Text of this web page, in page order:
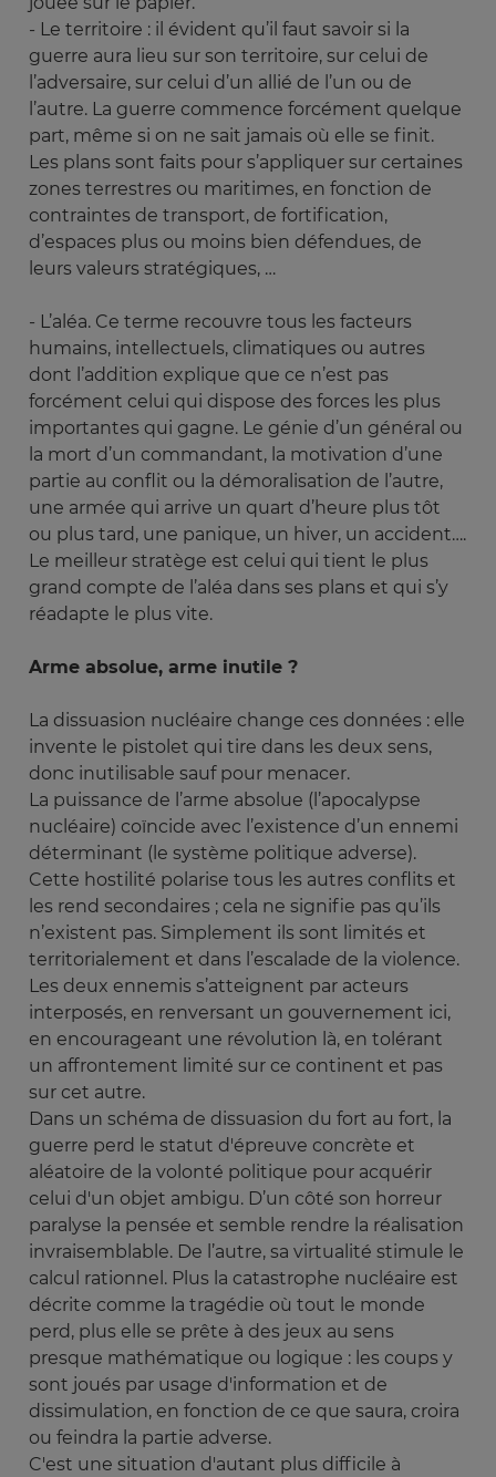
- Le territoire : il évident qu’il faut savoir si la
guerre aura lieu sur son territoire, sur celui de
l’adversaire, sur celui d’un allié de l’un ou de
l’autre. La guerre commence forcément quelque
part, même si on ne sait jamais où elle se finit.
Les plans sont faits pour s’appliquer sur certaines
zones terrestres ou maritimes, en fonction de
contraintes de transport, de fortification,
d’espaces plus ou moins bien défendues, de
leurs valeurs stratégiques, …
- L’aléa. Ce terme recouvre tous les facteurs
humains, intellectuels, climatiques ou autres
dont l’addition explique que ce n’est pas
forcément celui qui dispose des forces les plus
importantes qui gagne. Le génie d’un général ou
la mort d’un commandant, la motivation d’une
partie au conflit ou la démoralisation de l’autre,
une armée qui arrive un quart d’heure plus tôt
ou plus tard, une panique, un hiver, un accident….
Le meilleur stratège est celui qui tient le plus
grand compte de l’aléa dans ses plans et qui s’y
réadapte le plus vite.
Arme absolue, arme inutile ?
La dissuasion nucléaire change ces données : elle
invente le pistolet qui tire dans les deux sens,
donc inutilisable sauf pour menacer.
La puissance de l’arme absolue (l’apocalypse
nucléaire) coïncide avec l’existence d’un ennemi
déterminant (le système politique adverse).
Cette hostilité polarise tous les autres conflits et
les rend secondaires ; cela ne signifie pas qu’ils
n’existent pas. Simplement ils sont limités et
territorialement et dans l’escalade de la violence.
Les deux ennemis s’atteignent par acteurs
interposés, en renversant un gouvernement ici,
en encourageant une révolution là, en tolérant
un affrontement limité sur ce continent et pas
sur cet autre.
Dans un schéma de dissuasion du fort au fort, la
guerre perd le statut d'épreuve concrète et
aléatoire de la volonté politique pour acquérir
celui d'un objet ambigu. D’un côté son horreur
paralyse la pensée et semble rendre la réalisation
invraisemblable. De l’autre, sa virtualité stimule le
calcul rationnel. Plus la catastrophe nucléaire est
décrite comme la tragédie où tout le monde
perd, plus elle se prête à des jeux au sens
presque mathématique ou logique : les coups y
sont joués par usage d'information et de
dissimulation, en fonction de ce que saura, croira
ou feindra la partie adverse.
C'est une situation d'autant plus difficile à